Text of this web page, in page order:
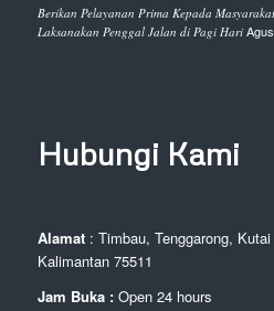
Berikan Pelayanan Prima Kepada
Laksanakan Penggal Jalan di Pagi Hari
Hubungi Kami
Alamat: Timbau, Tenggarong,
Kalimantan 75511
Jam Buka : Open 24 hours